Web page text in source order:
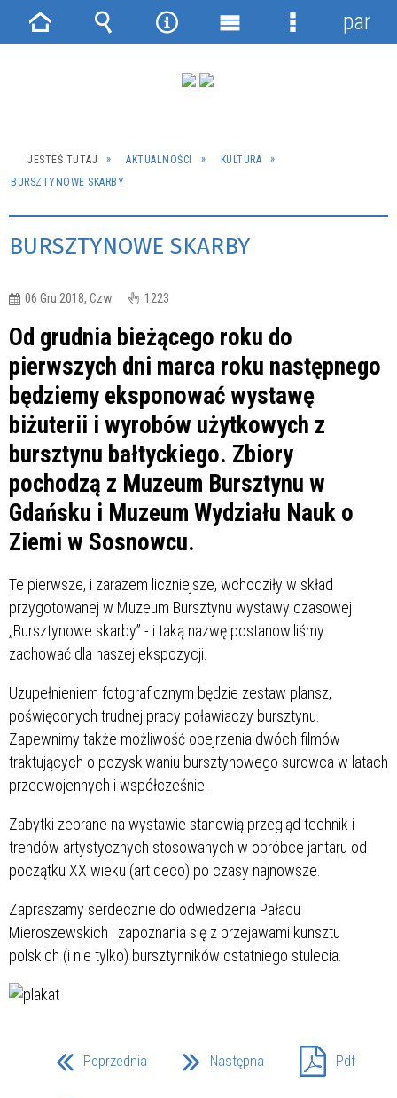
JESTEŚ TUTAJ AKTUALNOŚCI
KULTURA
BURSZTYNOWE SKARBY
BURSZTYNOWE SKARBY
06 Gru 2018, Czw 1223
Od grudnia bieżącego roku do
pierwszych dni marca roku następnego
będziemy eksponować wystawę
biżuterii i wyrobów użytkowych z
bursztynu bałtyckiego. Zbiory
pochodzą z Muzeum Bursztynu w
Gdańsku i Muzeum Wydziału Nauk o
Ziemi w Sosnowcu.
Te pierwsze, i zarazem liczniejsze, wchodziły w skład
przygotowanej w Muzeum Bursztynu wystawy czasowej
„Bursztynowe skarby” - i taką nazwę postanowiliśmy
zachować dla naszej ekspozycji.
Uzupełnieniem fotograficznym będzie zestaw plansz,
poświęconych trudnej pracy poławiaczy bursztynu.
Zapewnimy także możliwość obejrzenia dwóch filmów
traktujących o pozyskiwaniu bursztynowego surowca w latach
przedwojennych i współcześnie.
Zabytki zebrane na wystawie stanowią przegląd technik i
trendów artystycznych stosowanych w obróbce jantaru od
początku XX wieku (art deco) po czasy najnowsze.
Zapraszamy serdecznie do odwiedzenia Pałacu
Mieroszewskich i zapoznania się z przejawami kunsztu
polskich (i nie tylko) bursztynników ostatniego stulecia.
Poprzednia Następna Pdf
Strona Wyszukiwarka
NarzędziaMenu
Menu
panel